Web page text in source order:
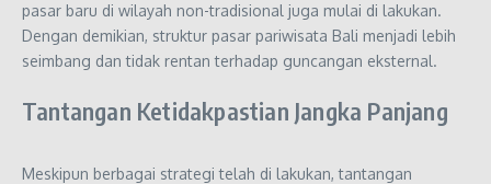
pasar baru di wilayah non-tradisional juga mulai di lakukan.
Dengan demikian, struktur pasar pariwisata Bali menjadi lebih
seimbang dan tidak rentan terhadap guncangan eksternal.
Tantangan Ketidakpastian Jangka Panjang
Meskipun berbagai strategi telah di lakukan, tantangan